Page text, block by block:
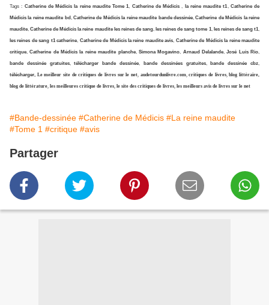
Tags : Catherine de Médicis la reine maudite Tome 1, Catherine de Médicis , la reine maudite t1, Catherine de
Médicis la reine maudite bd ,Catherine de Médicis la reine maudite bande dessinée,Catherine de Médicis la reine
maudite,Catherine de Médicis la reine maudite les reines de sang, les reines de sang tome 1, les reines de sang t1,
les reines de sang t1 catherine, Catherine de Médicis la reine maudite avis, Catherine de Médicis la reine maudite
critique,Catherine de Médicis la reine maudite planche, Simona Mogavino, Arnaud Delalande,José Luis Rio,
bande dessinée gratuites,télécharger bande dessinée, bande dessinées gratuites, bande dessinée cbz,
télécharger, Le meilleur site de critiques de livres sur le net, audetourdunlivre.com,critiques de livres,blog littéraire,
blog de littérature, les meilleures critique de livres, le site des critiques de livres, les meilleurs avis de livres sur le net
#Bande-dessinée #Catherine de Médicis #La reine maudite
#Tome 1 #critique #avis
Partager